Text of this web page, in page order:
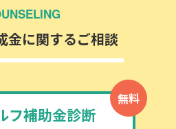
金に関するご相談
無料
フ補助金診断